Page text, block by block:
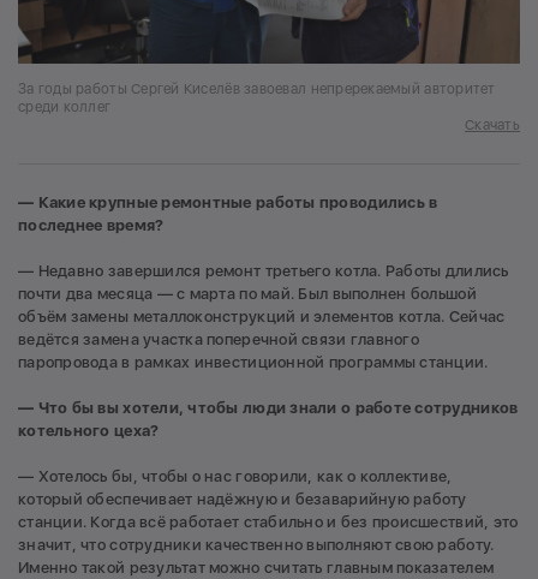
За годы работы Сергей Киселёв завоевал непререкаемый авторитет
среди коллег
Скачать
— Какие крупные ремонтные работы проводились в
последнее время?
— Недавно завершился ремонт третьего котла. Работы длились
почти два месяца — с марта по май. Был выполнен большой
объём замены металлоконструкций и элементов котла. Сейчас
ведётся замена участка поперечной связи главного
паропровода в рамках инвестиционной программы станции.
— Что бы вы хотели, чтобы люди знали о работе сотрудников
котельного цеха?
— Хотелось бы, чтобы о нас говорили, как о коллективе,
который обеспечивает надёжную и безаварийную работу
станции. Когда всё работает стабильно и без происшествий, это
значит, что сотрудники качественно выполняют свою работу.
Именно такой результат можно считать главным показателем